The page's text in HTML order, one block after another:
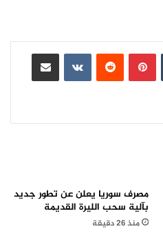
بينتيريست
مشاركة عبر البريد
مصرف سوريا يعلن عن تطور جديد
بآلية سحب الليرة القديمة
منذ 26 دقيقة